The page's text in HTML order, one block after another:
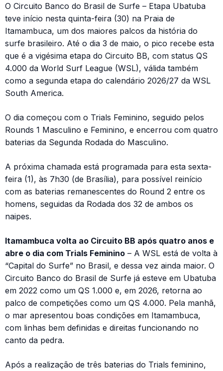
O Circuito Banco do Brasil de Surfe – Etapa Ubatuba
teve início nesta quinta-feira (30) na Praia de
Itamambuca, um dos maiores palcos da história do
surfe brasileiro. Até o dia 3 de maio, o pico recebe esta
que é a vigésima etapa do Circuito BB, com status QS
4.000 da World Surf League (WSL), válida também
como a segunda etapa do calendário 2026/27 da WSL
South America.
O dia começou com o Trials Feminino, seguido pelos
Rounds 1 Masculino e Feminino, e encerrou com quatro
baterias da Segunda Rodada do Masculino.
A próxima chamada está programada para esta sexta-
feira (1), às 7h30 (de Brasília), para possível reinício
com as baterias remanescentes do Round 2 entre os
homens, seguidas da Rodada dos 32 de ambos os
naipes.
Itamambuca volta ao Circuito BB após quatro anos e
abre o dia com Trials Feminino – A WSL está de volta à
“Capital do Surfe” no Brasil, e dessa vez ainda maior. O
Circuito Banco do Brasil de Surfe já esteve em Ubatuba
em 2022 como um QS 1.000 e, em 2026, retorna ao
palco de competições como um QS 4.000. Pela manhã,
o mar apresentou boas condições em Itamambuca,
com linhas bem definidas e direitas funcionando no
canto da pedra.
Após a realização de três baterias do Trials feminino,